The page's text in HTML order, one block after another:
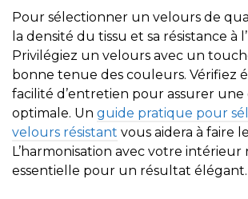
Pour sélectionner un velours de
la densité du tissu et sa résistance à
Privilégiez un velours avec un
bonne tenue des couleurs. Vérifiez
facilité d’entretien pour assurer
optimale. Un guide pratique pour
velours résistant vous aidera à faire
L’harmonisation avec votre intérieur
essentielle pour un résultat élégant.